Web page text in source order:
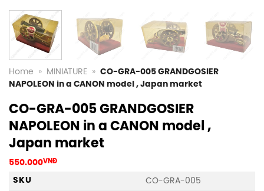
Home » MINIATURE » CO-GRA-005 GRANDGOSIER
NAPOLEON in a CANON model , Japan market
CO-GRA-005 GRANDGOSIER
NAPOLEON in a CANON model ,
Japan market
550.000VNĐ
SKU
CO-GRA-005